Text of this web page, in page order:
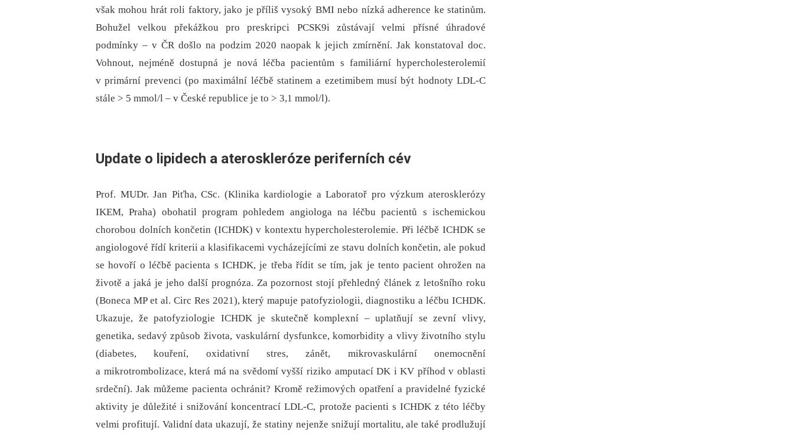
však mohou hrát roli faktory, jako je příliš vysoký BMI nebo nízká adherence ke statinům.
Bohužel velkou překážkou pro preskripci PCSK9i zůstávají velmi přísné úhradové
podmínky –⁠ v ČR došlo na podzim 2020 naopak k jejich zmírnění. Jak konstatoval doc.
Vohnout, nejméně dostupná je nová léčba pacientům s familiární hypercholesterolemií
v primární prevenci (po maximální léčbě statinem a ezetimibem musí být hodnoty LDL-C
stále > 5 mmol/l –⁠ v České republice je to > 3,1 mmol/l).
Update o lipidech a ateroskleróze periferních cév
Prof. MUDr. Jan Piťha, CSc. (Klinika kardiologie a Laboratoř pro výzkum aterosklerózy
IKEM, Praha) obohatil program pohledem angiologa na léčbu pacientů s ischemickou
chorobou dolních končetin (ICHDK) v kontextu hypercholesterolemie. Při léčbě ICHDK se
angiologové řídí kriterii a klasifikacemi vycházejícími ze stavu dolních končetin, ale pokud
se hovoří o léčbě pacienta s ICHDK, je třeba řídit se tím, jak je tento pacient ohrožen na
životě a jaká je jeho další prognóza. Za pozornost stojí přehledný článek z letošního roku
(Boneca MP et al. Circ Res 2021), který mapuje patofyziologii, diagnostiku a léčbu ICHDK.
Ukazuje, že patofyziologie ICHDK je skutečně komplexní –⁠ uplatňují se zevní vlivy,
genetika, sedavý způsob života, vaskulární dysfunkce, komorbidity a vlivy životního stylu
(diabetes, kouření, oxidativní stres, zánět, mikrovaskulární onemocnění
a mikrotrombolizace, která má na svědomí vyšší riziko amputací DK i KV příhod v oblasti
srdeční). Jak můžeme pacienta ochránit? Kromě režimových opatření a pravidelné fyzické
aktivity je důležité i snižování koncentrací LDL-C, protože pacienti s ICHDK z této léčby
velmi profitují. Validní data ukazují, že statiny nejenže snižují mortalitu, ale také prodlužují